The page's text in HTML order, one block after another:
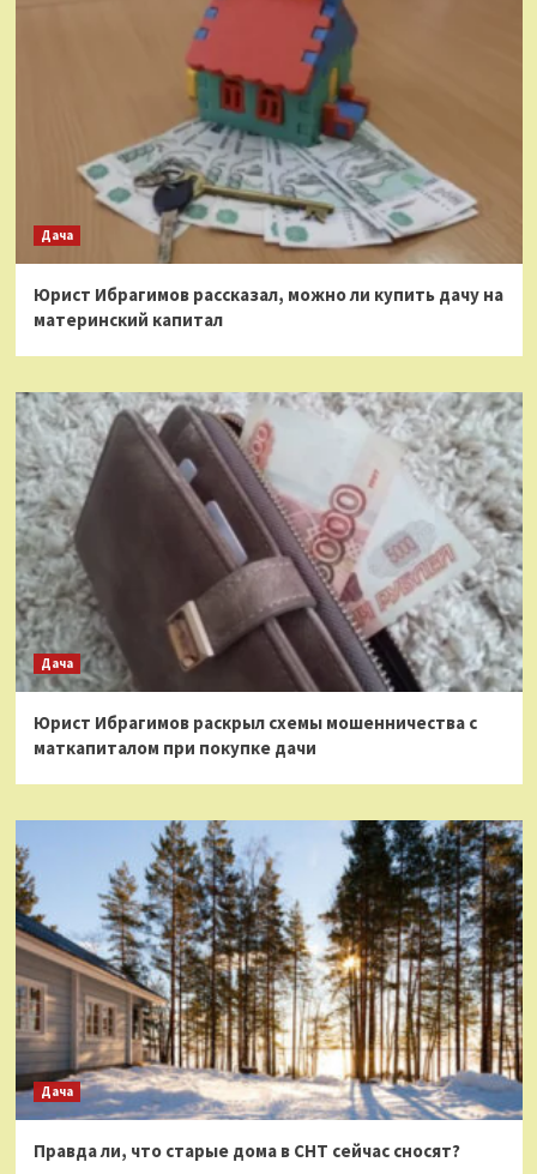
Дача
Юрист Ибрагимов рассказал, можно ли купить дачу на
материнский капитал
Дача
Юрист Ибрагимов раскрыл схемы мошенничества с
маткапиталом при покупке дачи
Дача
Правда ли, что старые дома в СНТ сейчас сносят?